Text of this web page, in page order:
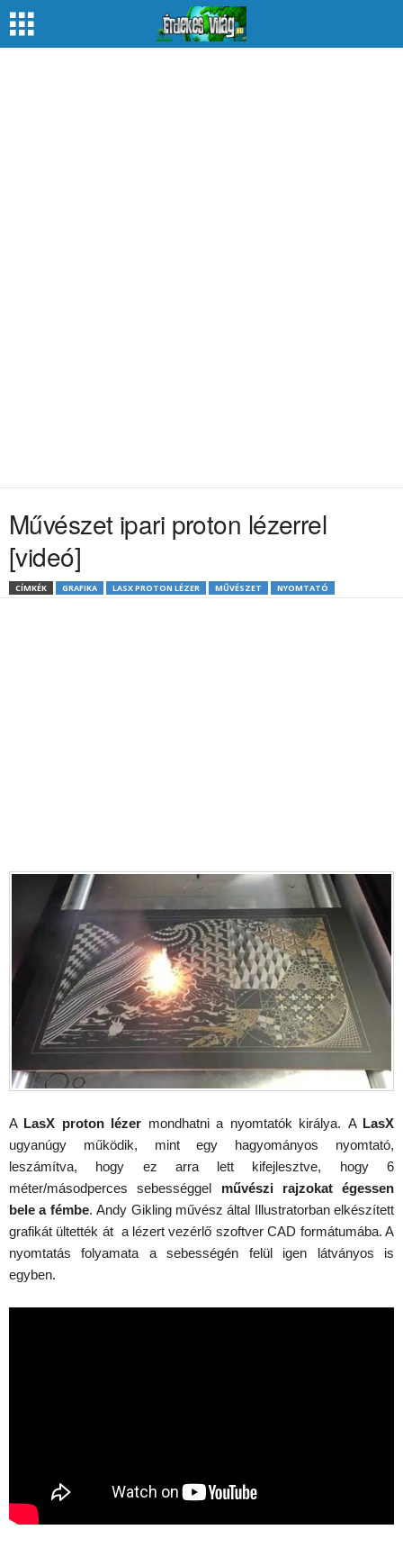
Művészet ipari proton lézerrel
[videó]
CÍMKÉK GRAFIKA LASX PROTON LÉZER MŰVÉSZET NYOMTATÓ
A LasX proton lézer mondhatni a nyomtatók királya. A LasX
ugyanúgy működik, mint egy hagyományos nyomtató,
leszámítva, hogy ez arra lett kifejlesztve, hogy 6
méter/másodperces sebességgel művészi rajzokat égessen
bele a fémbe. Andy Gikling művész által Illustratorban elkészített
grafikát ültették át a lézert vezérlő szoftver CAD formátumába. A
nyomtatás folyamata a sebességén felül igen látványos is
egyben.